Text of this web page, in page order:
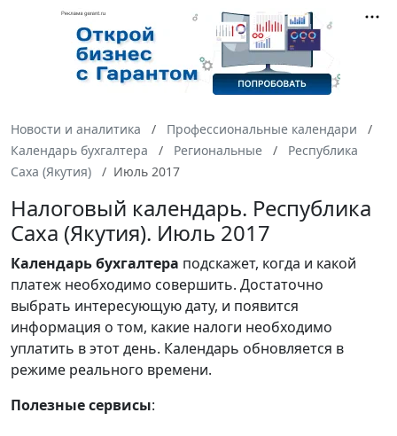
Новости и аналитика
Профессиональные календари
Календарь бухгалтера
Региональные
Республика
Саха (Якутия)
Июль 2017
Налоговый календарь. Республика
Саха (Якутия). Июль 2017
Календарьбухгалтера подскажет, когда и какой
платеж необходимо совершить. Достаточно
выбрать интересующую дату, и появится
информация о том, какие налоги необходимо
уплатить в этот день. Календарь обновляется в
режиме реального времени.
Полезные сервисы: